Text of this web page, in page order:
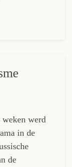
weken werd
in de
de